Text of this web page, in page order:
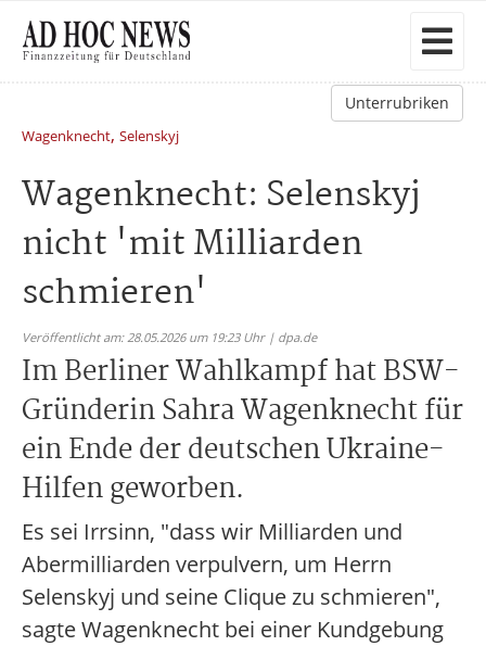
Unterrubriken
Wagenknecht, Selenskyj
Wagenknecht: Selenskyj
nicht 'mit Milliarden
schmieren'
Veröffentlicht am: 28.05.2026 um 19:23 Uhr | dpa.de
Im Berliner Wahlkampf hat BSW-
Gründerin Sahra Wagenknecht für
ein Ende der deutschen Ukraine-
Hilfen geworben.
Es sei Irrsinn, "dass wir Milliarden und
Abermilliarden verpulvern, um Herrn
Selenskyj und seine Clique zu schmieren",
sagte Wagenknecht bei einer Kundgebung